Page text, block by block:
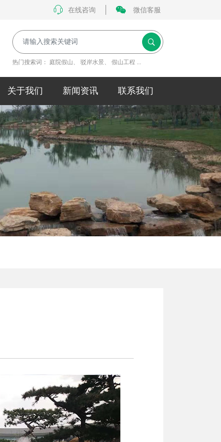
在线咨询 微信客服
热门搜索词： 庭院假山、 驳岸水景、 假山工程 ...
关于我们 新闻资讯 联系我们